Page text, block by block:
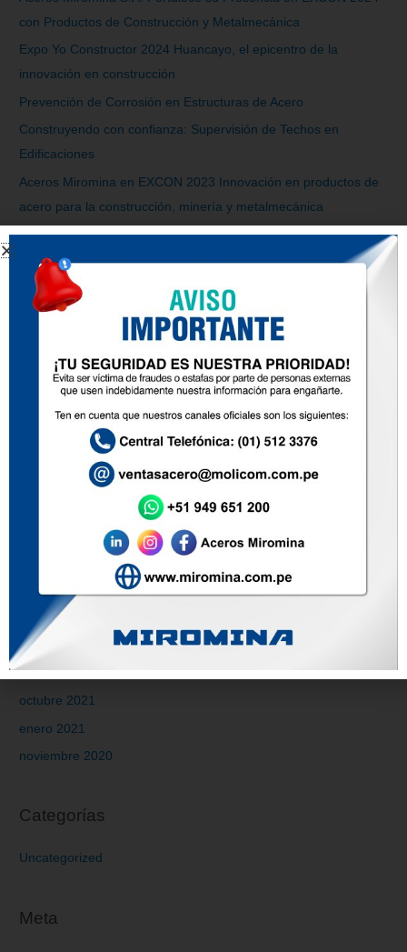
con Productos de Construcción y Metalmecánica
Expo Yo Constructor 2024 Huancayo, el epicentro de la
innovación en construcción
Prevención de Corrosión en Estructuras de Acero
Construyendo con confianza: Supervisión de Techos en
Edificaciones
Aceros Miromina en EXCON 2023 Innovación en productos de
acero para la construcción, minería y metalmecánica
Comentarios recientes
noviembre 2024
octubre 2024
octubre 2023
marzo 2023
febrero 2022
enero 2022
noviembre 2021
octubre 2021
enero 2021
noviembre 2020
Categorías
Uncategorized
Meta